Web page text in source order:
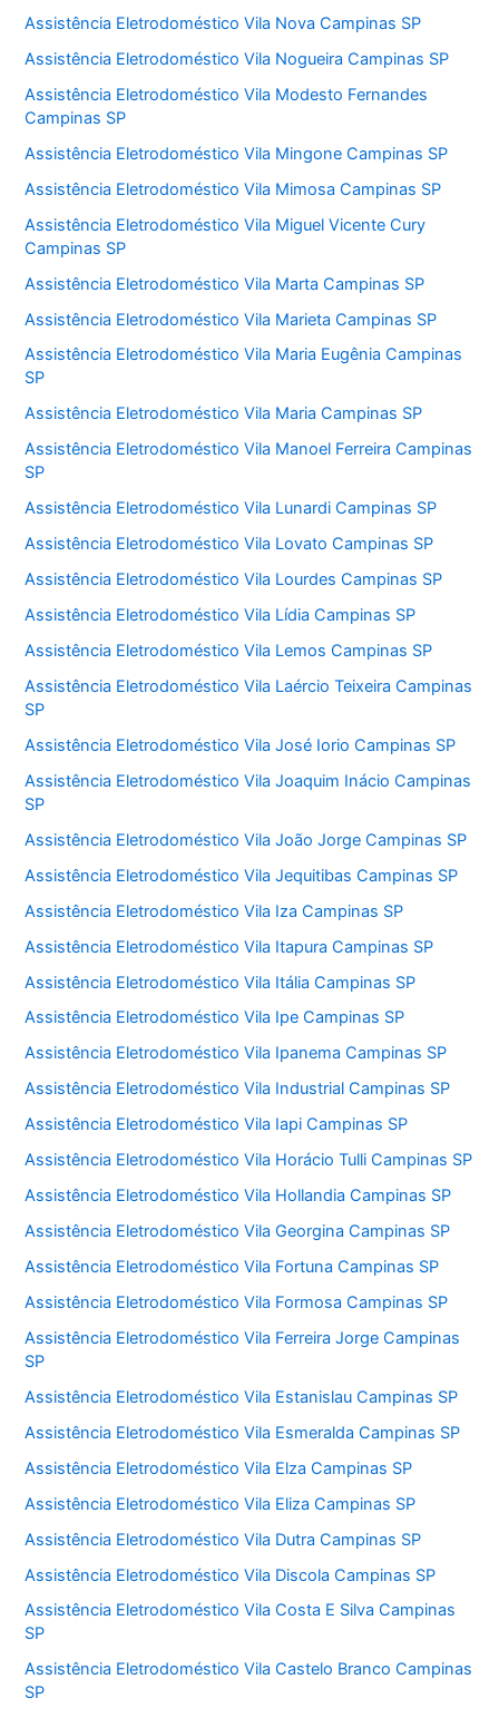
Assistência Eletrodoméstico Vila Nova Campinas SP
Assistência Eletrodoméstico Vila Nogueira Campinas SP
Assistência Eletrodoméstico Vila Modesto Fernandes
Campinas SP
Assistência Eletrodoméstico Vila Mingone Campinas SP
Assistência Eletrodoméstico Vila Mimosa Campinas SP
Assistência Eletrodoméstico Vila Miguel Vicente Cury
Campinas SP
Assistência Eletrodoméstico Vila Marta Campinas SP
Assistência Eletrodoméstico Vila Marieta Campinas SP
Assistência Eletrodoméstico Vila Maria Eugênia Campinas
SP
Assistência Eletrodoméstico Vila Maria Campinas SP
Assistência Eletrodoméstico Vila Manoel Ferreira Campinas
SP
Assistência Eletrodoméstico Vila Lunardi Campinas SP
Assistência Eletrodoméstico Vila Lovato Campinas SP
Assistência Eletrodoméstico Vila Lourdes Campinas SP
Assistência Eletrodoméstico Vila Lídia Campinas SP
Assistência Eletrodoméstico Vila Lemos Campinas SP
Assistência Eletrodoméstico Vila Laércio Teixeira Campinas
SP
Assistência Eletrodoméstico Vila José Iorio Campinas SP
Assistência Eletrodoméstico Vila Joaquim Inácio Campinas
SP
Assistência Eletrodoméstico Vila João Jorge Campinas SP
Assistência Eletrodoméstico Vila Jequitibas Campinas SP
Assistência Eletrodoméstico Vila Iza Campinas SP
Assistência Eletrodoméstico Vila Itapura Campinas SP
Assistência Eletrodoméstico Vila Itália Campinas SP
Assistência Eletrodoméstico Vila Ipe Campinas SP
Assistência Eletrodoméstico Vila Ipanema Campinas SP
Assistência Eletrodoméstico Vila Industrial Campinas SP
Assistência Eletrodoméstico Vila Iapi Campinas SP
Assistência Eletrodoméstico Vila Horácio Tulli Campinas SP
Assistência Eletrodoméstico Vila Hollandia Campinas SP
Assistência Eletrodoméstico Vila Georgina Campinas SP
Assistência Eletrodoméstico Vila Fortuna Campinas SP
Assistência Eletrodoméstico Vila Formosa Campinas SP
Assistência Eletrodoméstico Vila Ferreira Jorge Campinas
SP
Assistência Eletrodoméstico Vila Estanislau Campinas SP
Assistência Eletrodoméstico Vila Esmeralda Campinas SP
Assistência Eletrodoméstico Vila Elza Campinas SP
Assistência Eletrodoméstico Vila Eliza Campinas SP
Assistência Eletrodoméstico Vila Dutra Campinas SP
Assistência Eletrodoméstico Vila Discola Campinas SP
Assistência Eletrodoméstico Vila Costa E Silva Campinas
SP
Assistência Eletrodoméstico Vila Castelo Branco Campinas
SP